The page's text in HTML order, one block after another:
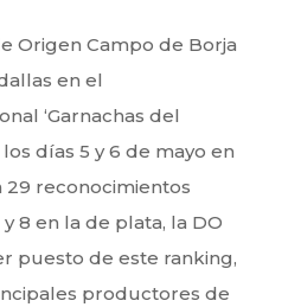
Origen Campo de Borja
en el
‘Garnachas del
días 5 y 6 de mayo en
29 reconocimientos
8 en la de plata, la DO
puesto de este ranking,
productores de